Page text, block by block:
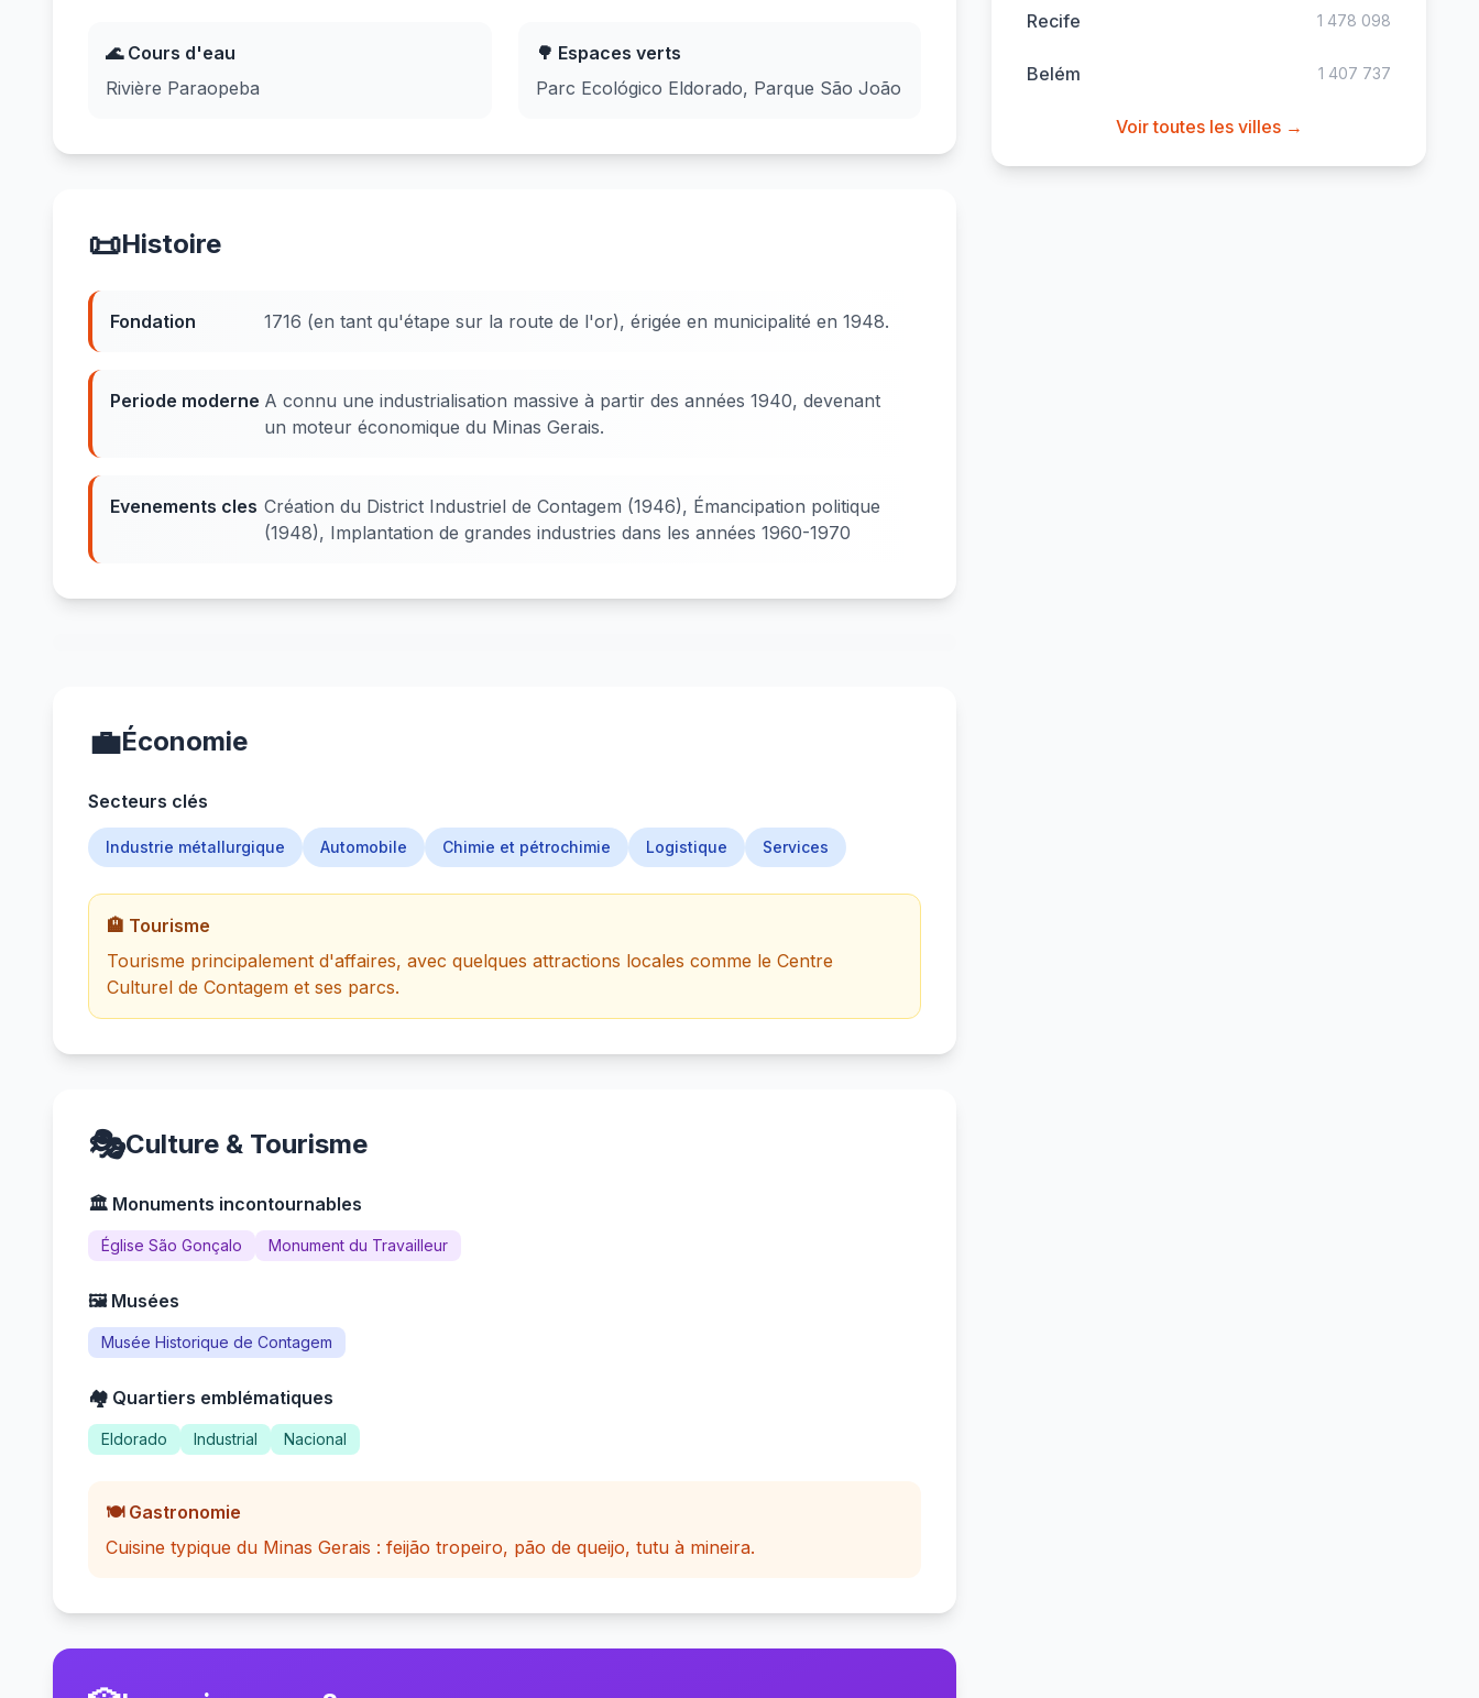
🌊 Cours d'eau
Rivière Paraopeba
🌳 Espaces verts
Parc Ecológico Eldorado, Parque São João
📜Histoire
Fondation 1716 (en tant qu'étape sur la route de l'or), érigée en municipalité en 1948.
Periode moderne A connu une industrialisation massive à partir des années 1940, devenant
un moteur économique du Minas Gerais.
Evenements cles Création du District Industriel de Contagem (1946), Émancipation politique
(1948), Implantation de grandes industries dans les années 1960-1970
💼Économie
Secteurs clés
Industrie métallurgique Automobile Chimie et pétrochimie Logistique Services
🏨 Tourisme
Tourisme principalement d'affaires, avec quelques attractions locales comme le Centre
Culturel de Contagem et ses parcs.
🎭Culture & Tourisme
🏛️ Monuments incontournables
Église São Gonçalo Monument du Travailleur
🖼️ Musées
Musée Historique de Contagem
🏘️ Quartiers emblématiques
Eldorado Industrial Nacional
🍽️ Gastronomie
Cuisine typique du Minas Gerais : feijão tropeiro, pão de queijo, tutu à mineira.
Recife 1 478 098
Belém 1 407 737
Voir toutes les villes →